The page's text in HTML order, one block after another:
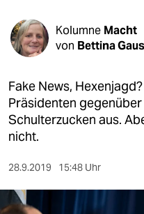
kultur
berlin
nord
wahrheit
verlag
Kolumne Macht
von Bettina Gaus
Fake News,
Präsidenten
Schulterzucken aus.
nicht.
28.9.2019 15:48 Uhr